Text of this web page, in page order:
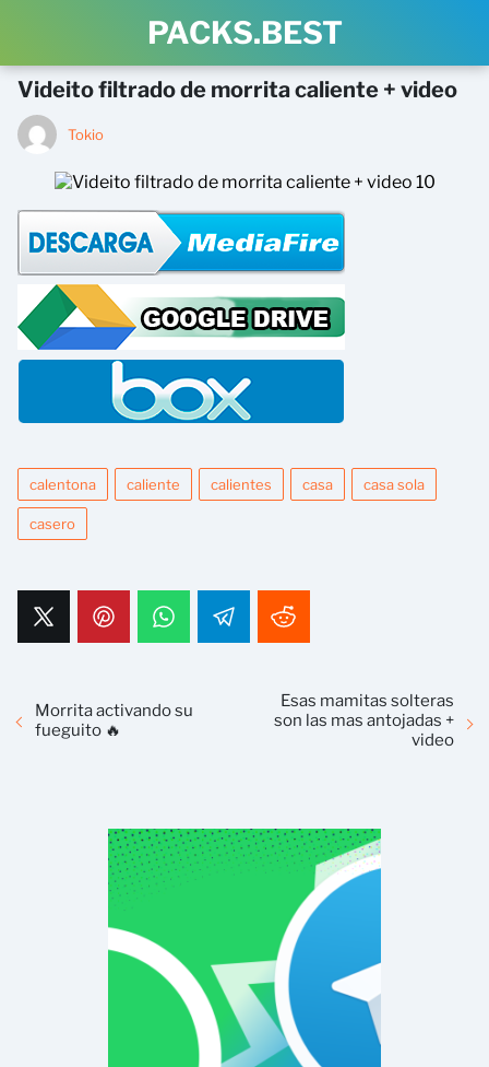
PACKS.BEST
Videito filtrado de morrita caliente + video
Tokio
calentona caliente calientes casa casa sola
casero
Morrita activando su
fueguito 🔥
Esas mamitas solteras
son las mas antojadas +
video